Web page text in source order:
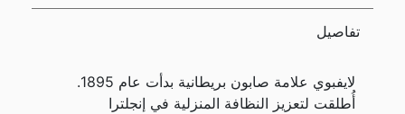
تفاصيل
لايفبوي علامة صابون بريطانية بدأت عام 1895.
أُطلقت لتعزيز النظافة المنزلية في إنجلترا